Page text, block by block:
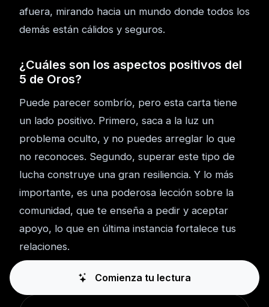
afuera, mirando hacia un mundo donde todos los
demás están cálidos y seguros.
¿Cuáles son los aspectos positivos del
5 de Oros?
Puede parecer sombrío, pero esta carta tiene
un lado positivo. Primero, saca a la luz un
problema oculto, y no puedes arreglar lo que
no reconoces. Segundo, superar este tipo de
lucha construye una gran resiliencia. Y lo más
importante, es una poderosa lección sobre la
comunidad, que te enseña a pedir y aceptar
apoyo, lo que en última instancia fortalece tus
relaciones.
Comienza tu lectura